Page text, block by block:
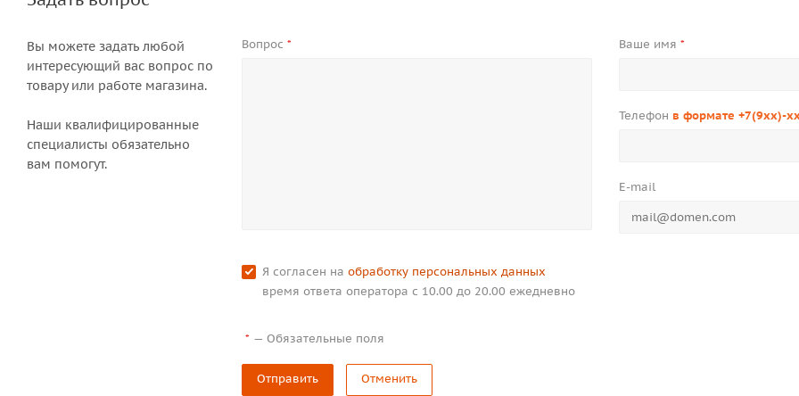
Вы можете задать любой
интересующий вас вопрос по
товару или работе магазина.
Наши квалифицированные
специалисты обязательно
вам помогут.
Вопрос* Ваше имя *
Телефон в формате +7(9xx)-
E-mail
Я согласен наобработку персональных данных
время ответа оператора с 10.00 до 20.00 ежедневно
* —Обязательные поля
Отправить Отменить